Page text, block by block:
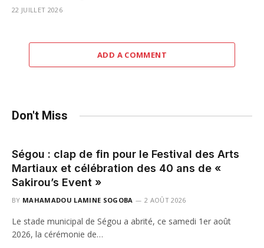
22 JUILLET 2026
ADD A COMMENT
Don't Miss
Ségou : clap de fin pour le Festival des Arts
Martiaux et célébration des 40 ans de «
Sakirou’s Event »
BY MAHAMADOU LAMINE SOGOBA 2 AOÛT 2026
Le stade municipal de Ségou a abrité, ce samedi 1er août
2026, la cérémonie de…